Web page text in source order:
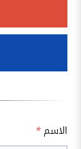
الاسم *